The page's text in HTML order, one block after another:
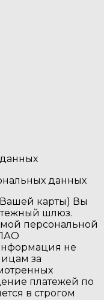
данных
карты) Вы
шлюз.
персональной
не
за
платежей по
в строгом